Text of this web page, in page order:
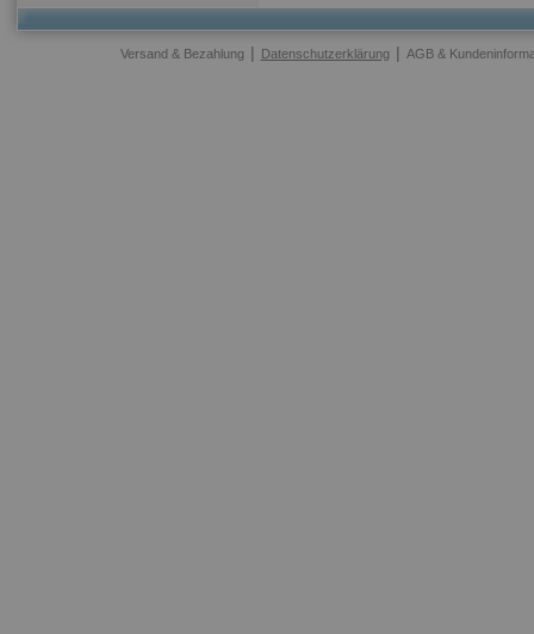
Versand & Bezahlung | Datenschutzerklärung | AGB &